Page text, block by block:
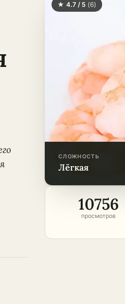
★ 4.7 / 5 (6)
СЛОЖНОСТЬ
лёгкая
10756
просмотров